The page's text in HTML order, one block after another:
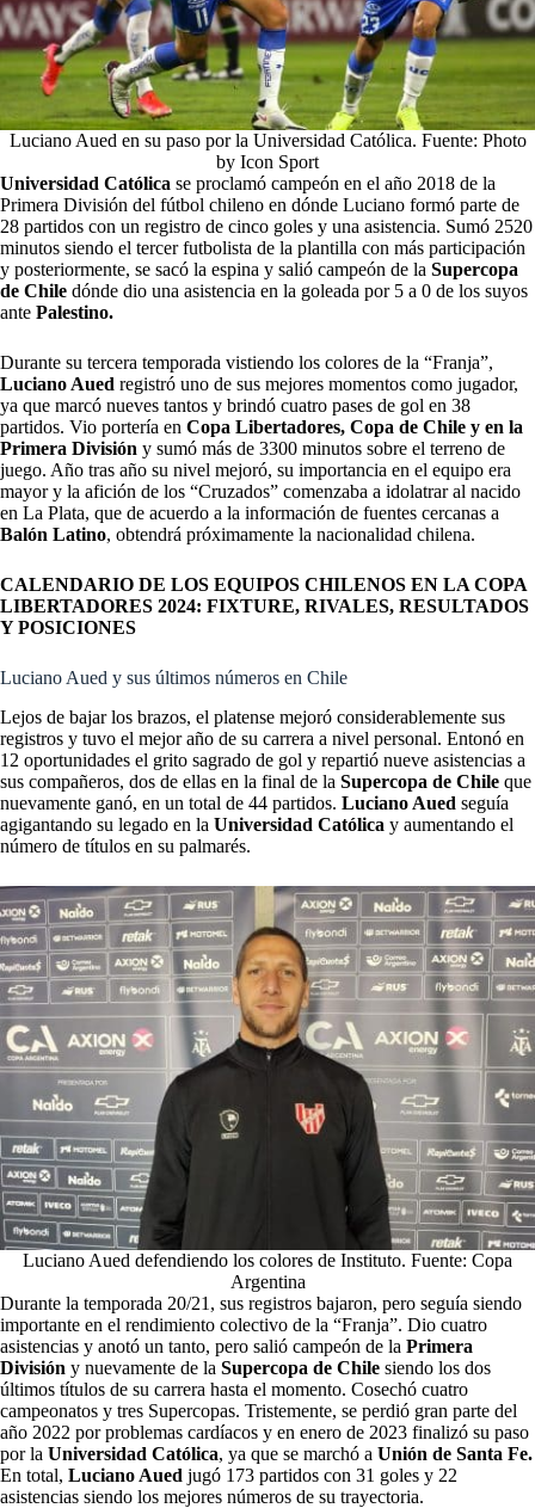
Luciano Aued en su paso por la Universidad Católica. Fuente: Photo
by Icon Sport
Universidad Católica se proclamó campeón en el año 2018 de la
Primera División del fútbol chileno en dónde Luciano formó parte de
28 partidos con un registro de cinco goles y una asistencia. Sumó 2520
minutos siendo el tercer futbolista de la plantilla con más participación
y posteriormente, se sacó la espina y salió campeón de la Supercopa
de Chile dónde dio una asistencia en la goleada por 5 a 0 de los suyos
ante Palestino.
Durante su tercera temporada vistiendo los colores de la “Franja”,
Luciano Aued registró uno de sus mejores momentos como jugador,
ya que marcó nueves tantos y brindó cuatro pases de gol en 38
partidos. Vio portería en Copa Libertadores, Copa de Chile y en la
Primera División y sumó más de 3300 minutos sobre el terreno de
juego. Año tras año su nivel mejoró, su importancia en el equipo era
mayor y la afición de los “Cruzados” comenzaba a idolatrar al nacido
en La Plata, que de acuerdo a la información de fuentes cercanas a
Balón Latino, obtendrá próximamente la nacionalidad chilena.
CALENDARIO DE LOS EQUIPOS CHILENOS EN LA COPA
LIBERTADORES 2024: FIXTURE, RIVALES, RESULTADOS
Y POSICIONES
Luciano Aued y sus últimos números en Chile
Lejos de bajar los brazos, el platense mejoró considerablemente sus
registros y tuvo el mejor año de su carrera a nivel personal. Entonó en
12 oportunidades el grito sagrado de gol y repartió nueve asistencias a
sus compañeros, dos de ellas en la final de la Supercopa de Chile que
nuevamente ganó, en un total de 44 partidos. Luciano Aued seguía
agigantando su legado en la Universidad Católica y aumentando el
número de títulos en su palmarés.
Luciano Aued defendiendo los colores de Instituto. Fuente: Copa
Argentina
Durante la temporada 20/21, sus registros bajaron, pero seguía siendo
importante en el rendimiento colectivo de la “Franja”. Dio cuatro
asistencias y anotó un tanto, pero salió campeón de la Primera
División y nuevamente de la Supercopa de Chile siendo los dos
últimos títulos de su carrera hasta el momento. Cosechó cuatro
campeonatos y tres Supercopas. Tristemente, se perdió gran parte del
año 2022 por problemas cardíacos y en enero de 2023 finalizó su paso
por la Universidad Católica, ya que se marchó a Unión de Santa Fe.
En total, Luciano Aued jugó 173 partidos con 31 goles y 22
asistencias siendo los mejores números de su trayectoria.